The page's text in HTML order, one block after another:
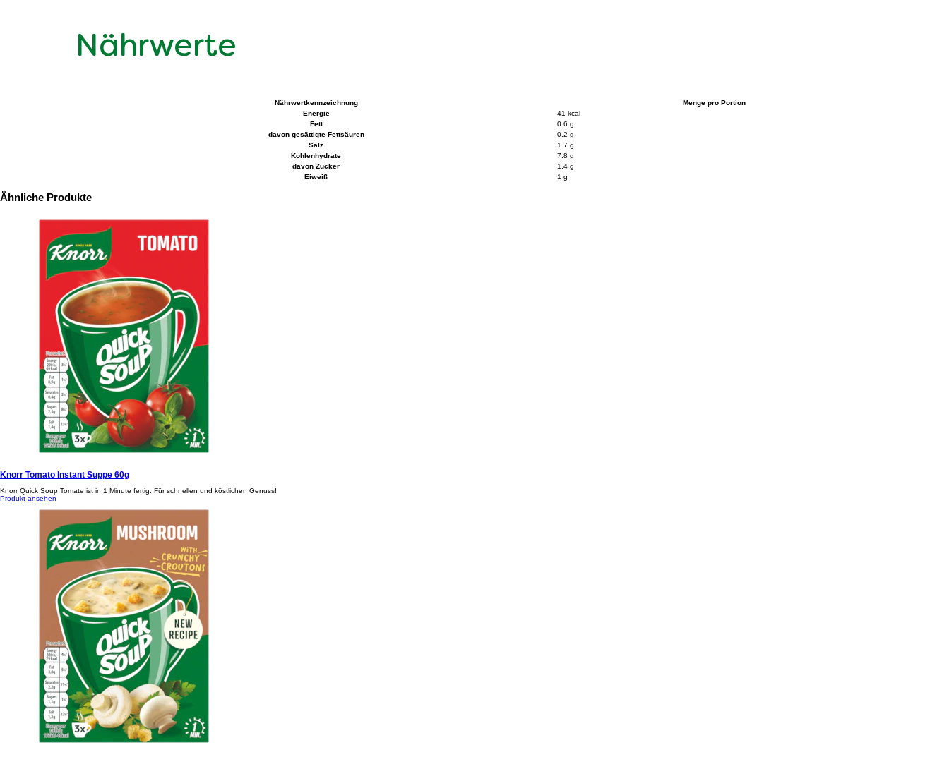
Nährwerte
Nährwertkennzeichnung
Menge pro Portion
Energie
41 kcal
Fett
0.6 g
davon gesättigte Fettsäuren
0.2 g
Salz
1.7 g
Kohlenhydrate
7.8 g
davon Zucker
1.4 g
Eiweiß
1 g
Ähnliche Produkte
Knorr Tomato Instant Suppe 60g
Knorr Quick Soup Tomate ist in 1 Minute fertig. Für schnellen und köstlichen Genuss!
Produkt ansehen